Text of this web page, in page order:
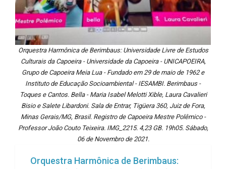
Orquestra Harmônica de Berimbaus: Universidade Livre de Estudos
Culturais da Capoeira - Universidade da Capoeira - UNICAPOEIRA,
Grupo de Capoeira Meia Lua - Fundado em 29 de maio de 1962 e
Instituto de Educação Socioambiental - IESAMBI. Berimbaus -
Toques e Cantos. Bella - Maria Isabel Melotti Xible, Laura Cavalieri
Bisio e Salete Libardoni. Sala de Entrar, Tigüera 360, Juiz de Fora,
Minas Gerais/MG, Brasil. Registro de Capoeira Mestre Polêmico -
Professor João Couto Teixeira. IMG_2215. 4,23 GB. 19h05. Sábado,
06 de Novembro de 2021.
Orquestra Harmônica de Berimbaus: